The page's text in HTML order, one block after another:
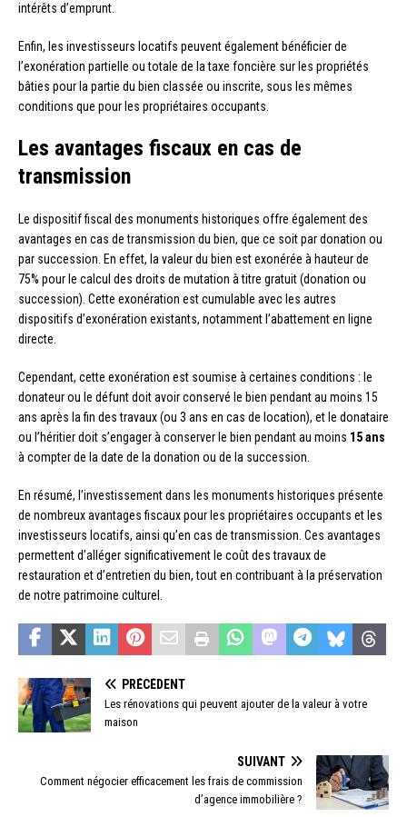
intérêts d’emprunt.
Enfin, les investisseurs locatifs peuvent également bénéficier de
l’exonération partielle ou totale de la taxe foncière sur les propriétés
bâties pour la partie du bien classée ou inscrite, sous les mêmes
conditions que pour les propriétaires occupants.
Les avantages fiscaux en cas de
transmission
Le dispositif fiscal des monuments historiques offre également des
avantages en cas de transmission du bien, que ce soit par donation ou
par succession. En effet, la valeur du bien est exonérée à hauteur de
75% pour le calcul des droits de mutation à titre gratuit (donation ou
succession). Cette exonération est cumulable avec les autres
dispositifs d’exonération existants, notamment l’abattement en ligne
directe.
Cependant, cette exonération est soumise à certaines conditions : le
donateur ou le défunt doit avoir conservé le bien pendant au moins 15
ans après la fin des travaux (ou 3 ans en cas de location), et le donataire
ou l’héritier doit s’engager à conserver le bien pendant au moins 15 ans
à compter de la date de la donation ou de la succession.
En résumé, l’investissement dans les monuments historiques présente
de nombreux avantages fiscaux pour les propriétaires occupants et les
investisseurs locatifs, ainsi qu’en cas de transmission. Ces avantages
permettent d’alléger significativement le coût des travaux de
restauration et d’entretien du bien, tout en contribuant à la préservation
de notre patrimoine culturel.
PRÉCÉDENT
Les rénovations qui peuvent ajouter de la valeur à votre
maison
SUIVANT
Comment négocier efficacement les frais de commission
d’agence immobilière ?